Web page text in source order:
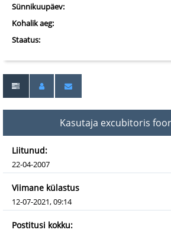
Sünnikuupäev:
Kohalik aeg:
Staatus:
Kasutaja excubitoris
Liitunud:
22-04-2007
Viimane külastus
12-07-2021, 09:14
Postitusi kokku: